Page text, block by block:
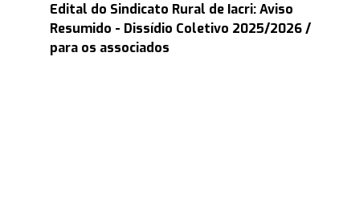
Edital do Sindicato Rural de Iacri: Aviso
Resumido - Dissídio Coletivo 2025/2026 /
para os associados